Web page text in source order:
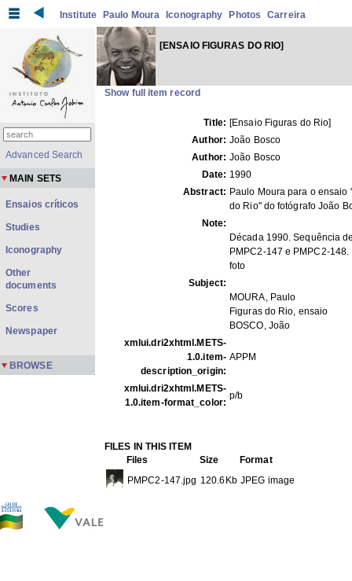
Institute Paulo Moura Iconography Photos Carreira
[ENSAIO FIGURAS DO RIO]
Show full item record
Title: [Ensaio Figuras do Rio]
Author: João Bosco
Author: João Bosco
Date: 1990
Abstract: Paulo Moura para o ensaio
do Rio" do fotógrafo João
Note:
Década 1990. Sequência
PMPC2-147 e PMPC2-148.
foto
Subject:
MOURA, Paulo
Figuras do Rio, ensaio
BOSCO, João
xmlui.dri2xhtml.METS-
1.0.item-
description_origin:
APPM
xmlui.dri2xhtml.METS-
1.0.item-format_color:
p/b
FILES IN THIS ITEM
Files
Size
Format
PMPC2-147.jpg 120.6Kb JPEG image
Advanced Search
MAIN SETS
Ensaios críticos
Studies
Iconography
Other
documents
Scores
Newspaper
BROWSE